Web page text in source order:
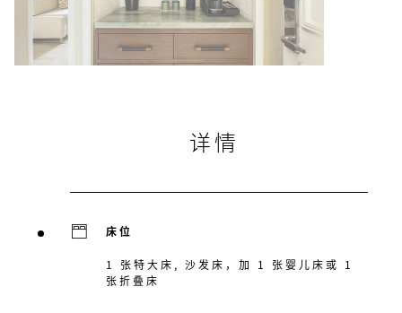
详情
床位
1 张特大床, 沙发床，加 1 张婴儿床或 1
张折叠床